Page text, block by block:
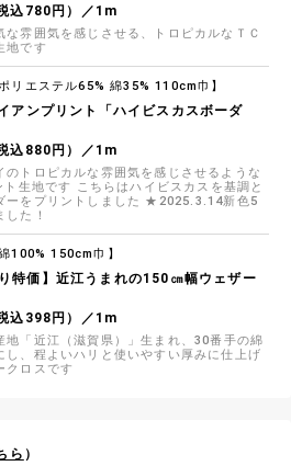
込780円）／1m
な雰囲気を感じさせる、トロピカルなＴＣ
地です
リエステル65% 綿35% 110cm巾】
アンプリント「ハイビスカスボーダ
込880円）／1m
のトロピカルな雰囲気を感じさせるような
生地です こちらはハイビスカスを基調と
ーをプリントしました ★2025.3.14新色5
した！
100% 150cm巾】
り特価】近江うまれの150㎝幅ウェザー
込398円）／1m
地「近江（滋賀県）」生まれ、30番手の綿
し、程よいハリと使いやすい厚みに仕上げ
クロスです
ら ）